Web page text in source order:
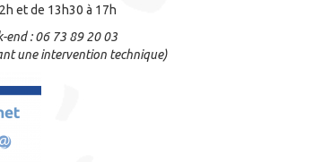
et de 13h30 à 17h
end : 06 73 89 20 03
une intervention technique)